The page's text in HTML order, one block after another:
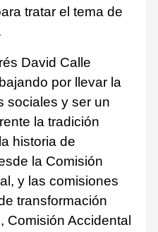
tratar el tema de
David Calle
por llevar la
sociales y ser un
la tradición
historia de
la Comisión
y las comisiones
transformación
Comisión Accidental